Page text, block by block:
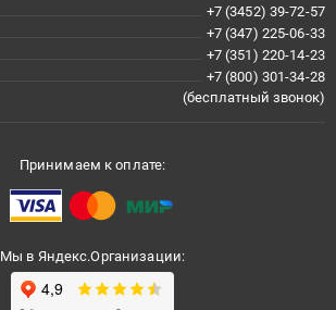
+7 (3452) 39-72-57
+7 (347) 225-06-33
+7 (351) 220-14-23
+7 (800) 301-34-28
(бесплатный звонок)
Принимаем к оплате:
Мы в Яндекс.Организации: